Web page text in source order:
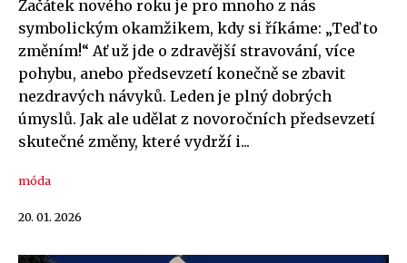
Začátek nového roku je pro mnoho z nás
symbolickým okamžikem, kdy si říkáme: „Teď to
změním!“ Ať už jde o zdravější stravování, více
pohybu, anebo předsevzetí konečně se zbavit
nezdravých návyků. Leden je plný dobrých
úmyslů. Jak ale udělat z novoročních předsevzetí
skutečné změny, které vydrží i...
móda
20. 01. 2026